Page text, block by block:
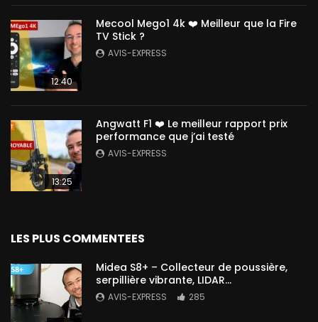
12:40
Mecool Mego1 4k ❤️ Meilleur que la Fire
TV Stick ?
AVIS-EXPRESS
13:25
Angwatt F1 ❤️ Le meilleur rapport prix
performance que j’ai testé
AVIS-EXPRESS
LES PLUS COMMENTEES
Midea S8+ – Collecteur de poussière,
serpillière vibrante, LIDAR…
AVIS-EXPRESS 285